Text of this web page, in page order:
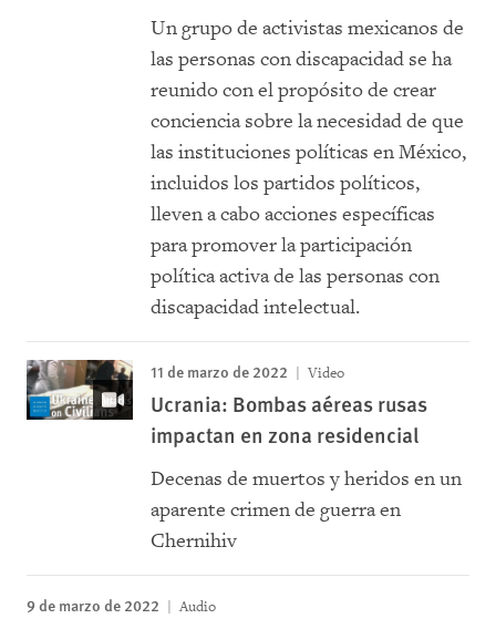
Un grupo de activistas mexicanos de
las personas con discapacidad se ha
reunido con el propósito de crear
conciencia sobre la necesidad de que
las instituciones políticas en México,
incluidos los partidos políticos,
lleven a cabo acciones específicas
para promover la participación
política activa de las personas con
discapacidad intelectual.
11 de marzo de 2022 Video
Ucrania: Bombas aéreas rusas
impactan en zona residencial
Decenas de muertos y heridos en un
aparente crimen de guerra en
Chernihiv
9 de marzo de 2022 Audio